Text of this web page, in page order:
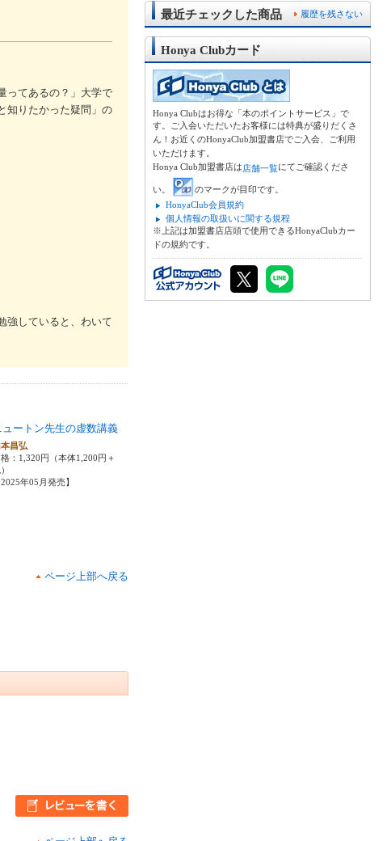
ってあるの？」大学で
知りたかった疑問」の
強していると、わいて
ュートン先生の虚数講義
本昌弘
：1,320円（本体1,200円＋
2025年05月発売】
ページ上部へ戻る
履歴を残さない
最近チェックした商品
Honya Clubカード
Honya Clubはお得な「本のポイントサービス」で
す。ご入会いただいたお客様には特典が盛りだくさ
ん！お近くのHonyaClub加盟書店でご入会、ご利用
いただけます。
Honya Club加盟書店は店舗一覧にてご確認くださ
い。
のマークが目印です。
HonyaClub会員規約
個人情報の取扱いに関する規程
※上記は加盟書店店頭で使用できるHonyaClubカー
ドの規約です。